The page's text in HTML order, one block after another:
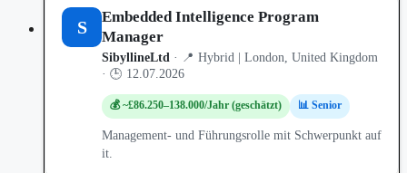
S
Embedded Intelligence Program
Manager
SibyllineLtd · 📍 Hybrid | London, United Kingdom
· 🕒 12.07.2026
💰 ~£86.250–138.000/Jahr (geschätzt) 📊 Senior
Management- und Führungsrolle mit Schwerpunkt auf
it.